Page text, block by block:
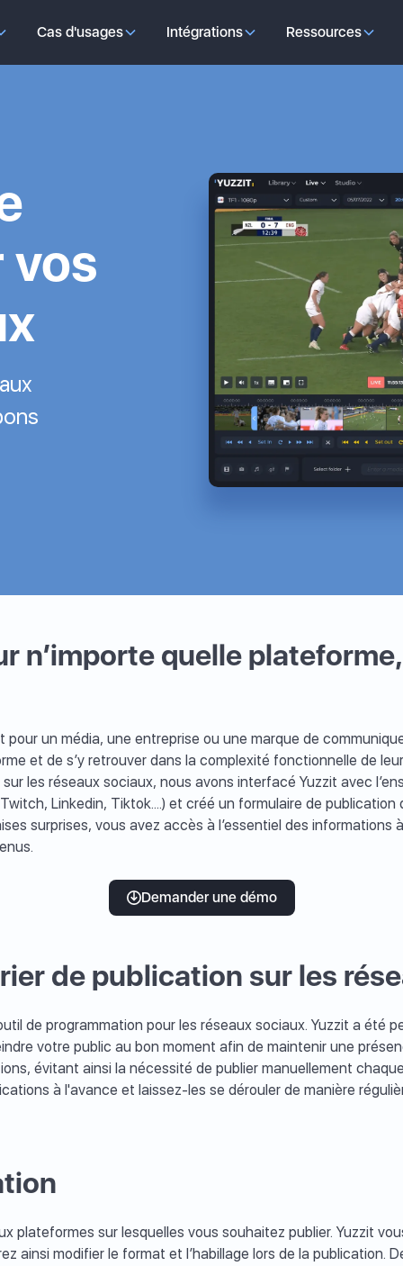
Cas d'usages Intégrations Ressources
vos
n’importe quelle
un média, une entreprise ou une marque de
et de s’y retrouver dans la complexité fonctionnelle de
les réseaux sociaux, nous avons interfacé Yuzzit avec
Linkedin, Tiktok....) et créé un formulaire de
surprises, vous avez accès à l’essentiel des
Demander une démo
de publication sur les
de programmation pour les réseaux sociaux. Yuzzit a été
votre public au bon moment afin de maintenir une
évitant ainsi la nécessité de publier manuellement
à l'avance et laissez-les se dérouler de manière
plateformes sur lesquelles vous souhaitez publier. Yuzzit
ainsi modifier le format et l’habillage lors de la publication.